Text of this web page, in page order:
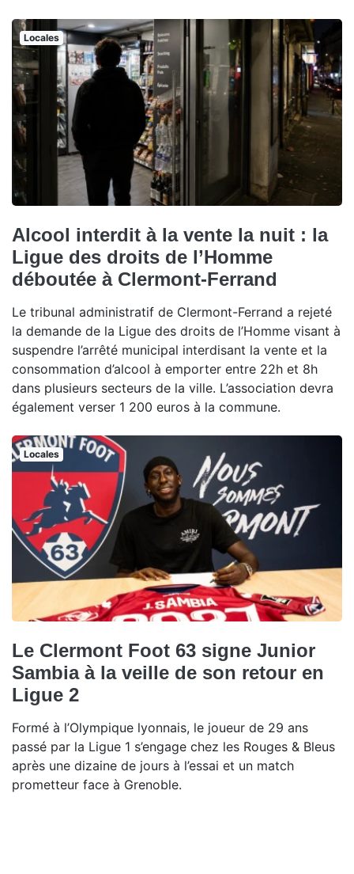
Locales
Alcool interdit à la vente la nuit : la
Ligue des droits de l’Homme
déboutée à Clermont-Ferrand
Le tribunal administratif de Clermont-Ferrand a rejeté
la demande de la Ligue des droits de l’Homme visant à
suspendre l’arrêté municipal interdisant la vente et la
consommation d’alcool à emporter entre 22h et 8h
dans plusieurs secteurs de la ville. L’association devra
également verser 1 200 euros à la commune.
Locales
Le Clermont Foot 63 signe Junior
Sambia à la veille de son retour en
Ligue 2
Formé à l’Olympique lyonnais, le joueur de 29 ans
passé par la Ligue 1 s’engage chez les Rouges & Bleus
après une dizaine de jours à l’essai et un match
prometteur face à Grenoble.